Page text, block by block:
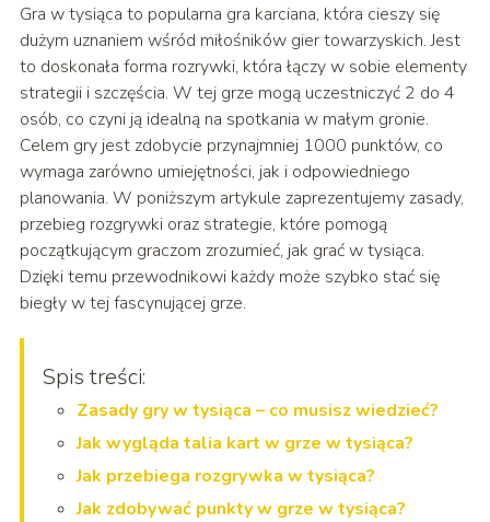
Gra w tysiąca to popularna gra karciana, która cieszy się
dużym uznaniem wśród miłośników gier towarzyskich. Jest
to doskonała forma rozrywki, która łączy w sobie elementy
strategii i szczęścia. W tej grze mogą uczestniczyć 2 do 4
osób, co czyni ją idealną na spotkania w małym gronie.
Celem gry jest zdobycie przynajmniej 1000 punktów, co
wymaga zarówno umiejętności, jak i odpowiedniego
planowania. W poniższym artykule zaprezentujemy zasady,
przebieg rozgrywki oraz strategie, które pomogą
początkującym graczom zrozumieć, jak grać w tysiąca.
Dzięki temu przewodnikowi każdy może szybko stać się
biegły w tej fascynującej grze.
Spis treści:
Zasady gry w tysiąca – co musisz wiedzieć?
Jak wygląda talia kart w grze w tysiąca?
Jak przebiega rozgrywka w tysiąca?
Jak zdobywać punkty w grze w tysiąca?